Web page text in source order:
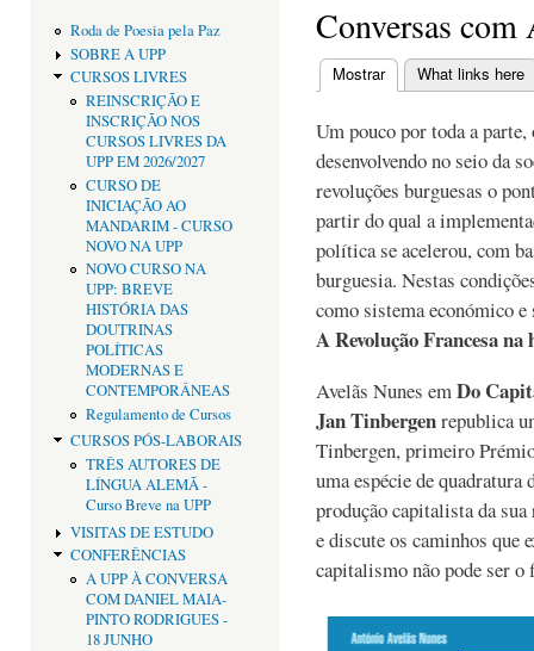
Roda de Poesia pela Paz
SOBRE A UPP
CURSOS LIVRES
REINSCRIÇÃO E
INSCRIÇÃO NOS
CURSOS LIVRES DA
UPP EM 2026/2027
CURSO DE
INICIAÇÃO AO
MANDARIM - CURSO
NOVO NA UPP
NOVO CURSO NA
UPP: BREVE
HISTÓRIA DAS
DOUTRINAS
POLÍTICAS
MODERNAS E
CONTEMPORÂNEAS
Regulamento de Cursos
CURSOS PÓS-LABORAIS
TRÊS AUTORES DE
LÍNGUA ALEMÃ -
Curso Breve na UPP
VISITAS DE ESTUDO
CONFERÊNCIAS
A UPP À CONVERSA
COM DANIEL MAIA-
PINTO RODRIGUES -
18 JUNHO
Conversas
Separadores
Mostrar(separador ativo)
What links here
Um pouco por toda a
desenvolvendo no seio da
revoluções burguesas o
partir do qual a
política se acelerou, com
burguesia. Nestas
como sistema económico
A Revolução Francesa
Avelãs Nunes emDo
Jan Tinbergenrepublica
Tinbergen, primeiro
uma espécie de
produção capitalista da sua
e discute os caminhos que
capitalismo não pode ser